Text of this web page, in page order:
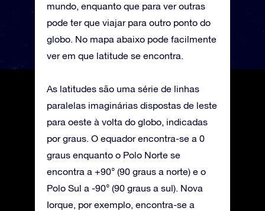
mundo, enquanto que para ver outras
pode ter que viajar para outro ponto do
globo. No mapa abaixo pode facilmente
ver em que latitude se encontra.
As latitudes são uma série de linhas
paralelas imaginárias dispostas de leste
para oeste à volta do globo, indicadas
por graus. O equador encontra-se a 0
graus enquanto o Polo Norte se
encontra a +90° (90 graus a norte) e o
Polo Sul a -90° (90 graus a sul). Nova
Iorque, por exemplo, encontra-se a